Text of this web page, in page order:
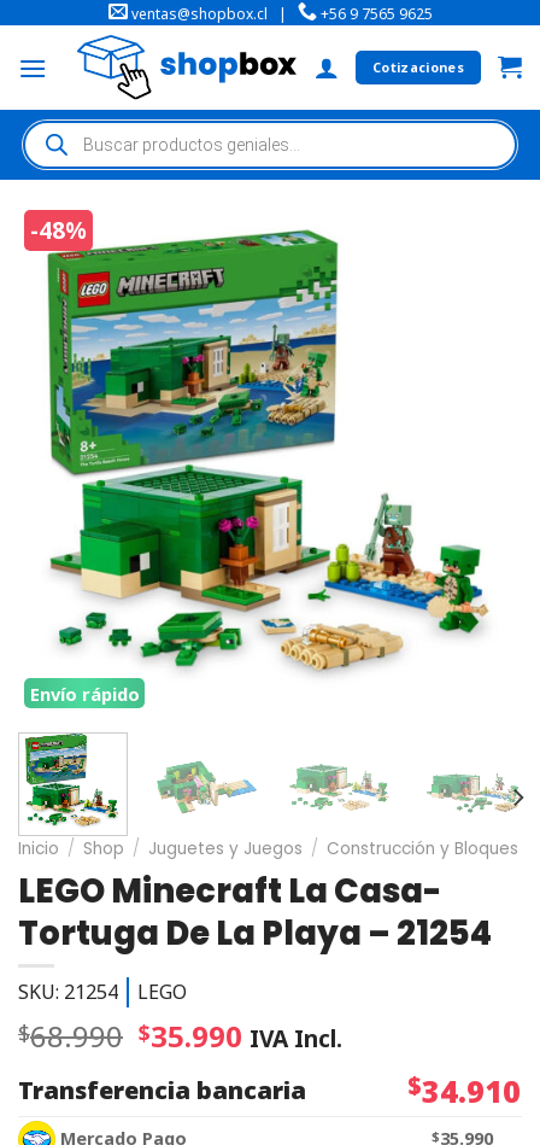
ventas@shopbox.cl | +56 9 7565 9625
Cotizaciones
-48%
Envío rápido
Inicio / Shop / Juguetes y Juegos / Construcción y Bloques
LEGO Minecraft La Casa-
Tortuga De La Playa – 21254
SKU: 21254 LEGO
$68.990 $35.990 IVA Incl.
Transferencia bancaria
$34.910
Mercado Pago $35.990